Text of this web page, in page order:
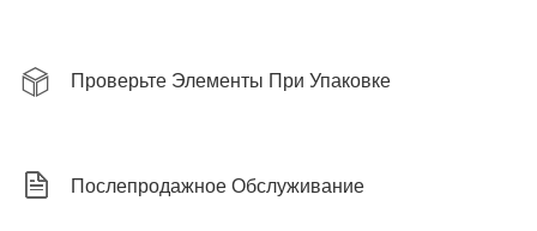
Проверьте Элементы При Упаковке
Послепродажное Обслуживание